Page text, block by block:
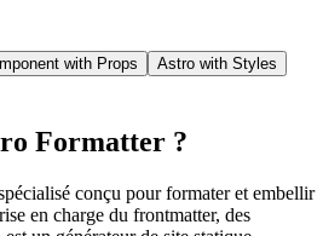
with Props
Astro with Styles
Formatter ?
conçu pour formater et embellir
en charge du frontmatter, des